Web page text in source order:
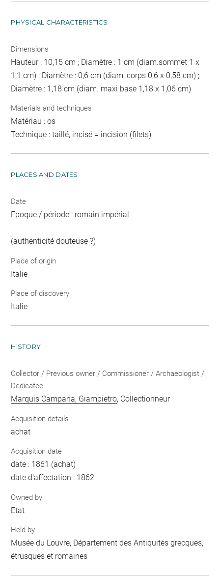
PHYSICAL CHARACTERISTICS
Dimensions
Hauteur : 10,15 cm ; Diamètre : 1 cm (diam.sommet 1 x
1,1 cm) ; Diamètre : 0,6 cm (diam, corps 0,6 x 0,58 cm) ;
Diamètre : 1,18 cm (diam. maxi base 1,18 x 1,06 cm)
Materials and techniques
Matériau : os
Technique : taillé, incisé = incision (filets)
PLACES AND DATES
Date
Epoque / période : romain impérial
(authenticité douteuse ?)
Place of origin
Italie
Place of discovery
Italie
HISTORY
Collector / Previous owner / Commissioner / Archaeologist /
Dedicatee
Marquis Campana, Giampietro, Collectionneur
Acquisition details
achat
Acquisition date
date : 1861 (achat)
date d'affectation : 1862
Owned by
Etat
Held by
Musée du Louvre, Département des Antiquités grecques,
étrusques et romaines